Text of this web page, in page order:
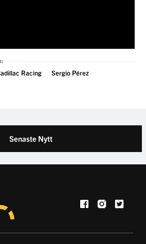
Racing
Sergio Pérez
Senaste Nytt